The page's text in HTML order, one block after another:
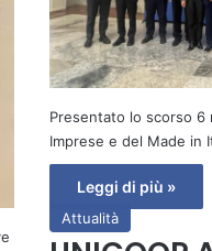
Presentato lo scorso 6
Imprese e del Made in
Leggi di più »
Attualità